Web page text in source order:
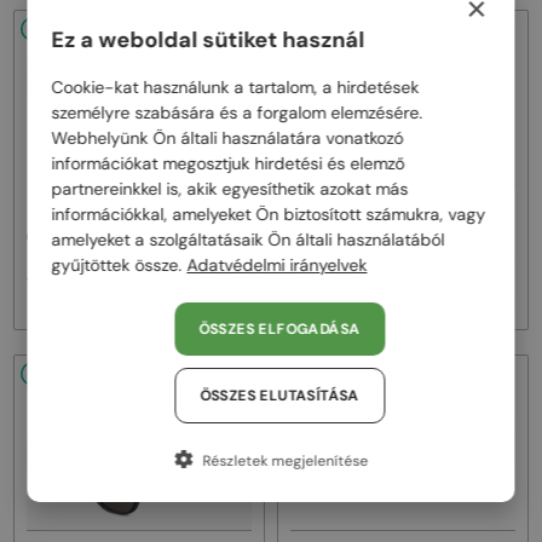
48/72
Dior—Napszemüvegek
CDIOR S1F - 35A0 D - 56
48/72
Dior—Napszemüvegek
DIORB23 S4I - 64A0 V - 56
48/72
×
Ez a weboldal sütiket használ
Cookie-kat használunk a tartalom, a hirdetések
személyre szabására és a forgalom elemzésére.
Webhelyünk Ön általi használatára vonatkozó
információkat megosztjuk hirdetési és elemző
partnereinkkel is, akik egyesíthetik azokat más
információkkal, amelyeket Ön biztosított számukra, vagy
amelyeket a szolgáltatásaik Ön általi használatából
gyűjtöttek össze. Adatvédelmi irányelvek
ÖSSZES ELFOGADÁSA
ÖSSZES ELUTASÍTÁSA
Részletek megjelenítése